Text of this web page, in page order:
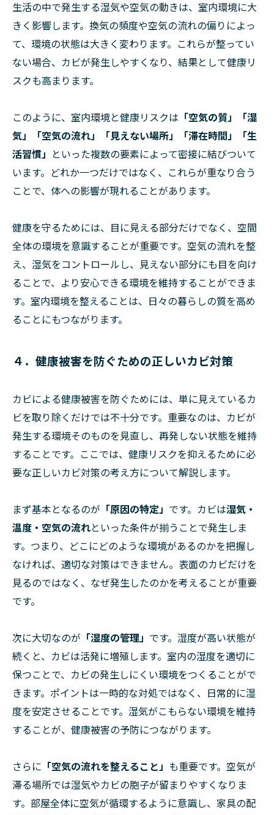
生活の中で発生する湿気や空気の動きは、室内環境に大
きく影響します。換気の頻度や空気の流れの偏りによっ
て、環境の状態は大きく変わります。これらが整ってい
ない場合、カビが発生しやすくなり、結果として健康リ
スクも高まります。
このように、室内環境と健康リスクは 「空気の質」「湿
気」「空気の流れ」「見えない場所」「滞在時間」「生
活習慣」 といった複数の要素によって密接に結びついて
います。どれか一つだけではなく、これらが重なり合う
ことで、体への影響が現れることがあります。
健康を守るためには、目に見える部分だけでなく、空間
全体の環境を意識することが重要です。空気の流れを整
え、湿気をコントロールし、見えない部分にも目を向け
ることで、より安心できる環境を維持することができま
す。室内環境を整えることは、日々の暮らしの質を高め
ることにもつながります。
４．健康被害を防ぐための正しいカビ対策
カビによる健康被害を防ぐためには、単に見えているカ
ビを取り除くだけでは不十分です。重要なのは、カビが
発生する環境そのものを見直し、再発しない状態を維持
することです。ここでは、健康リスクを抑えるために必
要な正しいカビ対策の考え方について解説します。
まず基本となるのが 「原因の特定」 です。カビは湿気・
温度・空気の流れといった条件が揃うことで発生しま
す。つまり、どこにどのような環境があるのかを把握し
なければ、適切な対策はできません。表面のカビだけを
見るのではなく、なぜ発生したのかを考えることが重要
です。
次に大切なのが 「湿度の管理」 です。湿度が高い状態が
続くと、カビは活発に増殖します。室内の湿度を適切に
保つことで、カビの発生しにくい環境をつくることがで
きます。ポイントは一時的な対処ではなく、日常的に湿
度を安定させることです。湿気がこもらない環境を維持
することが、健康被害の予防につながります。
さらに 「空気の流れを整えること」 も重要です。空気が
滞る場所では湿気やカビの胞子が留まりやすくなりま
す。部屋全体に空気が循環するように意識し、家具の配